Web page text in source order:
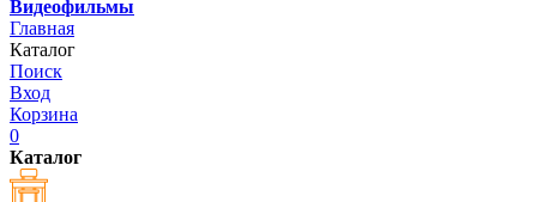
Видеофильмы
Главная
Каталог
Поиск
Вход
Корзина
0
Каталог